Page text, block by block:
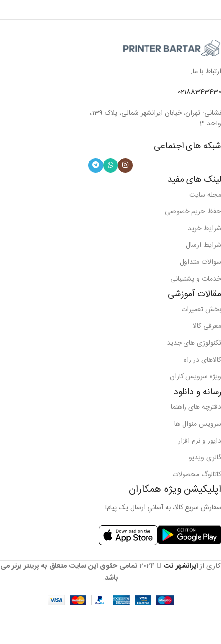
ارتباط با ما:
02188343430
نشانی: تهران، خیابان ایرانشهر شمالی، پلاک 139،
واحد 3
شبکه های اجتماعی
لینک های مفید
مجله سایت
حفظ حریم خصوصی
شرایط خرید
شرایط ارسال
سوالات متداول
خدمات و پشتیبانی
مقالات آموزشی
بخش تعمیرات
معرفی کالا
تکنولوژی های جدید
کالاهای در راه
ویژه سرویس کاران
رسانه و دانلود
دفترچه های راهنما
سرویس منوال ها
دایور و نرم افزار
گالری ویدیو
کاتالوگ محصولات
اپلیکیشن ویژه همکاران
سفارش سریع کالا، به آسانیِ ارسال یک پیام!
کاری ازایرانشهر نت
تمامی حقوق این سایت متعلق به پرینتر برتر می
باشد.